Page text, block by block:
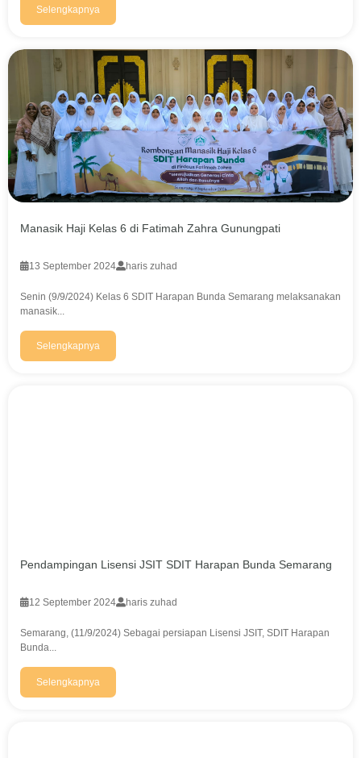
Selengkapnya
Manasik Haji Kelas 6 di Fatimah Zahra Gunungpati
13 September 2024 haris zuhad
Senin (9/9/2024) Kelas 6 SDIT Harapan Bunda Semarang melaksanakan
manasik...
Selengkapnya
Pendampingan Lisensi JSIT SDIT Harapan Bunda Semarang
12 September 2024 haris zuhad
Semarang, (11/9/2024) Sebagai persiapan Lisensi JSIT, SDIT Harapan
Bunda...
Selengkapnya